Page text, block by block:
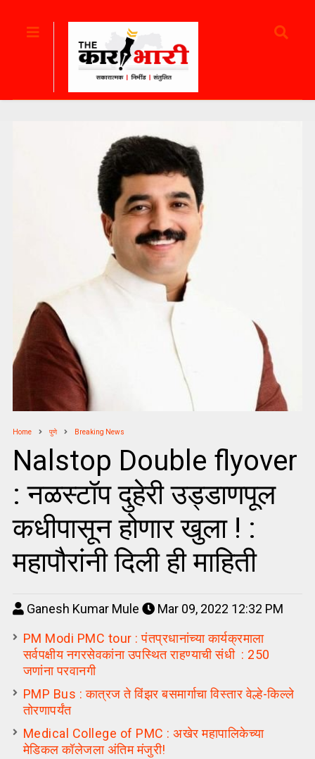
Home पुणे Breaking News
Nalstop Double flyover
: नळस्टॉप दुहेरी उड्डाणपूल
कधीपासून होणार खुला ! :
महापौरांनी दिली ही माहिती
Ganesh Kumar Mule
Mar 09, 2022 12:32 PM
PM Modi PMC tour : पंतप्रधानांच्या कार्यक्रमाला
सर्वपक्षीय नगरसेवकांना उपस्थित राहण्याची संधी : 250
जणांना परवानगी
PMP Bus : कात्रज ते विंझर बसमार्गाचा विस्तार वेल्हे-किल्ले
तोरणापर्यंत
Medical College of PMC : अखेर महापालिकेच्या
मेडिकल कॉलेजला अंतिम मंजुरी!